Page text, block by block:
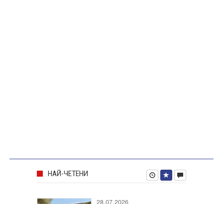
НАЙ-ЧЕТЕНИ
28.07.2026